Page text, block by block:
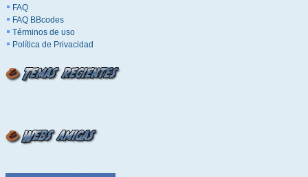
FAQ
FAQ BBcodes
Términos de uso
Política de Privacidad